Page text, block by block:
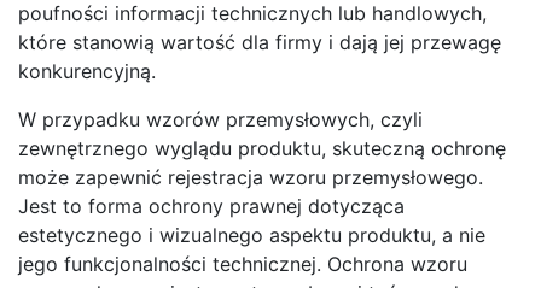
poufności informacji technicznych lub handlowych,
które stanowią wartość dla firmy i dają jej przewagę
konkurencyjną.
W przypadku wzorów przemysłowych, czyli
zewnętrznego wyglądu produktu, skuteczną ochronę
może zapewnić rejestracja wzoru przemysłowego.
Jest to forma ochrony prawnej dotycząca
estetycznego i wizualnego aspektu produktu, a nie
jego funkcjonalności technicznej. Ochrona wzoru